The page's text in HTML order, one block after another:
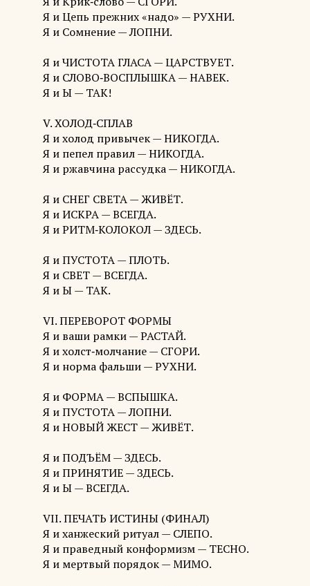
Я и Цепь прежних «надо» — РУХНИ.
Я и Сомнение — ЛОПНИ.
Я и ЧИСТОТА ГЛАСА — ЦАРСТВУЕТ.
Я и СЛОВО‑ВОСПЛЫШКА — НАВЕК.
Я и Ы — ТАК!
V. ХОЛОД‑СПЛАВ
Я и холод привычек — НИКОГДА.
Я и пепел правил — НИКОГДА.
Я и ржавчина рассудка — НИКОГДА.
Я и СНЕГ СВЕТА — ЖИВЁТ.
Я и ИСКРА — ВСЕГДА.
Я и РИТМ‑КОЛОКОЛ — ЗДЕСЬ.
Я и ПУСТОТА — ПЛОТЬ.
Я и СВЕТ — ВСЕГДА.
Я и Ы — ТАК.
VI. ПЕРЕВОРОТ ФОРМЫ
Я и ваши рамки — РАСТАЙ.
Я и холст‑молчание — СГОРИ.
Я и норма фальши — РУХНИ.
Я и ФОРМА — ВСПЫШКА.
Я и ПУСТОТА — ЛОПНИ.
Я и НОВЫЙ ЖЕСТ — ЖИВЁТ.
Я и ПОДЪЁМ — ЗДЕСЬ.
Я и ПРИНЯТИЕ — ЗДЕСЬ.
Я и Ы — ВСЕГДА.
VII. ПЕЧАТЬ ИСТИНЫ (ФИНАЛ)
Я и ханжеский ритуал — СЛЕПО.
Я и праведный конформизм — ТЕСНО.
Я и мертвый порядок — МИМО.